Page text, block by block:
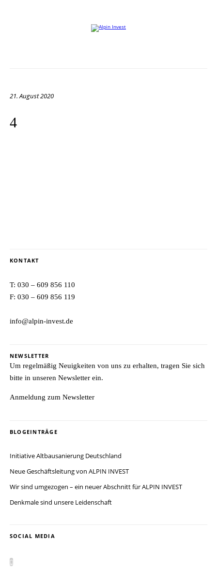
21. August 2020
4
KONTAKT
T: 030 – 609 856 110
F: 030 – 609 856 119
info@alpin-invest.de
NEWSLETTER
Um regelmäßig Neuigkeiten von uns zu erhalten, tragen Sie sich
bitte in unseren Newsletter ein.
Anmeldung zum Newsletter
BLOGEINTRÄGE
Initiative Altbausanierung Deutschland
Neue Geschäftsleitung von ALPIN INVEST
Wir sind umgezogen – ein neuer Abschnitt für ALPIN INVEST
Denkmale sind unsere Leidenschaft
SOCIAL MEDIA